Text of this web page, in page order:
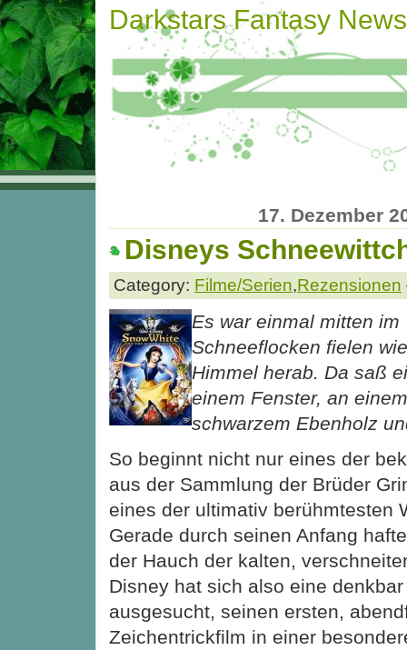
Darkstars Fantasy News
17. Dezember
Disneys
Category: Filme/Serien,Rezensionen
Es war einmal mitten im
Schneeflocken fielen
Himmel herab. Da saß
einem Fenster, an
schwarzem Ebenholz
So beginnt nicht nur eines der
aus der Sammlung der Brüder
eines der ultimativ berühmtesten
Gerade durch seinen Anfang
der Hauch der kalten,
Disney hat sich also eine
ausgesucht, seinen ersten,
Zeichentrickfilm in einer